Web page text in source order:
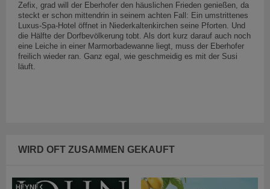
Zefix, grad will der Eberhofer den häuslichen Frieden genießen, da
steckt er schon mittendrin in seinem achten Fall: Ein umstrittenes
Luxus-Spa-Hotel öffnet in Niederkaltenkirchen seine Pforten. Und
die Hälfte der Dorfbevölkerung tobt. Als dort kurz darauf auch noch
eine Leiche in einer Marmorbadewanne liegt, muss der Eberhofer
freilich wieder ran. Ganz egal, wie geschmeidig es mit der Susi
läuft.
WIRD OFT ZUSAMMEN GEKAUFT